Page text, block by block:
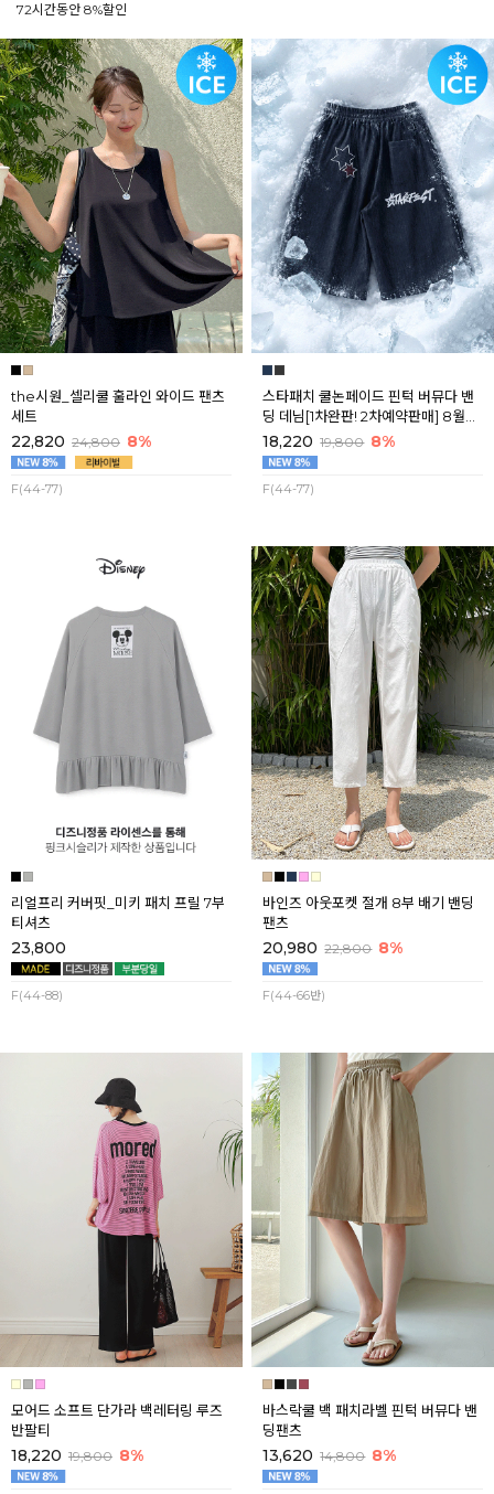
72시간동안 8%할인
the시원_셀리쿨 훌라인 와이드 팬츠
세트
22,820 24,800 8%
F(44-77)
스타패치 쿨논페이드 핀턱 버뮤다 밴
딩 데님[1차완판! 2차예약판매] 8월셋
째주 순차배송
18,220 19,800 8%
F(44-77)
리얼프리 커버핏_미키 패치 프릴 7부
티셔츠
23,800
F(44-88)
바인즈 아웃포켓 절개 8부 배기 밴딩
팬츠
20,980 22,800 8%
F(44-66반)
모어드 소프트 단가라 백레터링 루즈
반팔티
18,220 19,800 8%
바스락쿨 백 패치라벨 핀턱 버뮤다 밴
딩팬츠
13,620 14,800 8%